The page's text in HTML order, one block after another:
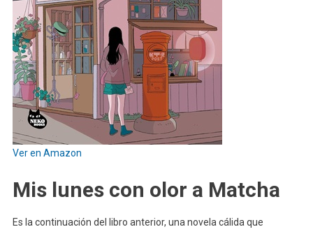
Ver en Amazon
Mis lunes con olor a Matcha
Es la continuación del libro anterior, una novela cálida que